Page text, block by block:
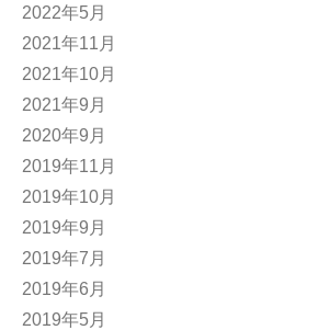
2022年5月
2021年11月
2021年10月
2021年9月
2020年9月
2019年11月
2019年10月
2019年9月
2019年7月
2019年6月
2019年5月